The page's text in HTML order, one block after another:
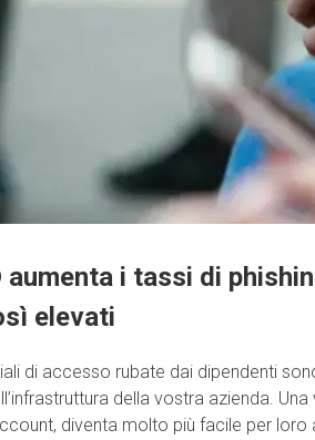
aumenta i tassi di
elevati
di accesso rubate dai dipendenti
della vostra azienda.
diventa molto più facile per